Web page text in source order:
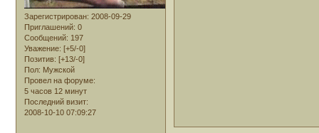
Зарегистрирован: 2008-09-29
Приглашений: 0
Сообщений: 197
Уважение: [+5/-0]
Позитив: [+13/-0]
Пол: Мужской
Провел на форуме:
5 часов 12 минут
Последний визит:
2008-10-10 07:09:27